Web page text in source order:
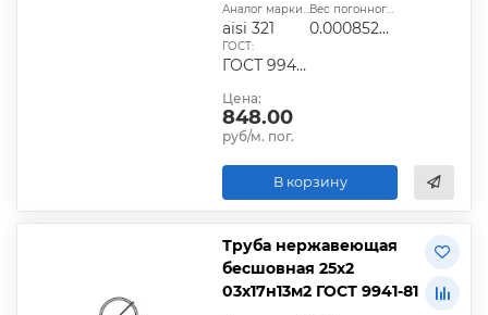
Аналог марки стали:
aisi 321
Вес погонного метра, т.:
0.0008526975
ГОСТ:
ГОСТ 9940-81, ГОСТ 9941-81, ГОСТ 24030-80, ГОСТ 10498-82
Цена:
848.00
руб/м. пог.
В корзину
Труба нержавеющая
бесшовная 25х2
03х17н13м2 ГОСТ 9941-81